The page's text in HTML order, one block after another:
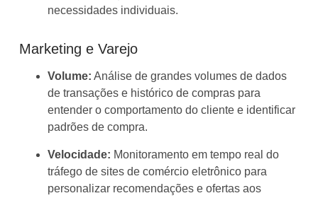
necessidades individuais.
Marketing e Varejo
Volume: Análise de grandes volumes de dados
de transações e histórico de compras para
entender o comportamento do cliente e identificar
padrões de compra.
Velocidade: Monitoramento em tempo real do
tráfego de sites de comércio eletrônico para
personalizar recomendações e ofertas aos